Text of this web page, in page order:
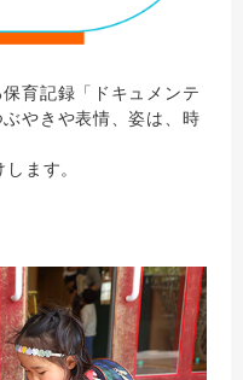
育記録「ドキュメンテ
やきや表情、姿は、時
ます。